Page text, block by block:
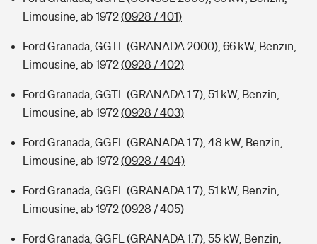
Limousine, ab 1972(0928 / 401)
Ford Granada, GGTL (GRANADA 2000), 66 kW, Benzin,
Limousine, ab 1972(0928 / 402)
Ford Granada, GGTL (GRANADA 1.7), 51 kW, Benzin,
Limousine, ab 1972(0928 / 403)
Ford Granada, GGFL (GRANADA 1.7), 48 kW, Benzin,
Limousine, ab 1972(0928 / 404)
Ford Granada, GGFL (GRANADA 1.7), 51 kW, Benzin,
Limousine, ab 1972(0928 / 405)
Ford Granada, GGFL (GRANADA 1.7), 55 kW, Benzin,